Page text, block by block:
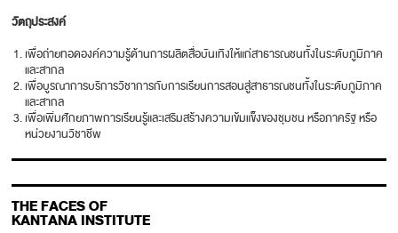
วัตถุประสงค์
เพื่อถ่ายทอดองค์ความรู้ด้านการผลิตสื่อบันเทิงให้แก่สาธารณชนทั้งในระดับภูมิภาค
และสากล
เพื่อบูรณาการบริการวิชาการกับการเรียนการสอนสู่สาธารณชนทั้งในระดับภูมิภาค
และสากล
เพื่อเพิ่มศักยภาพการเรียนรู้และเสริมสร้างความเข้มแข็งของชุมชน หรือภาครัฐ หรือ
หน่วยงานวิชาชีพ
THE FACES OF
KANTANA INSTITUTE